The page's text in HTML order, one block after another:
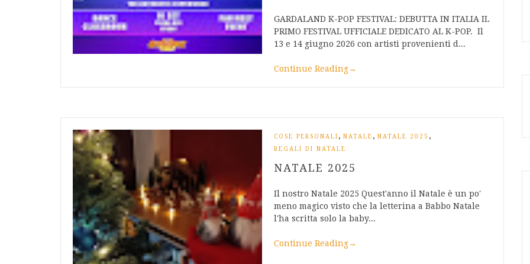
GARDALAND K-POP FESTIVAL: DEBUTTA IN ITALIA IL
PRIMO FESTIVAL UFFICIALE DEDICATO AL K-POP. Il
13 e 14 giugno 2026 con artisti provenienti d...
Continue Reading→
COSE PERSONALI , NATALE , NATALE 2025 ,
REGALI DI NATALE
NATALE 2025
Il nostro Natale 2025 Quest'anno il Natale è un po'
meno magico visto che la letterina a Babbo Natale
l'ha scritta solo la baby...
Continue Reading→